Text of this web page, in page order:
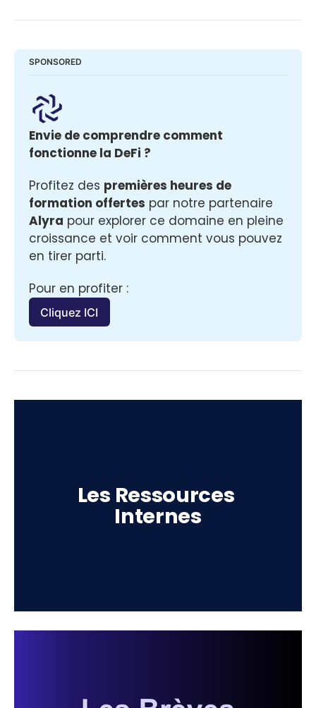
SPONSORED
Envie de comprendre comment
fonctionne la DeFi ?
Profitez des premières heures de
formation offertes
Alyra pour explorer ce domaine en pleine
croissance et voir comment vous pouvez
en tirer parti.
Pour en profiter :
Cliquez ICI
Les Ressources
Internes